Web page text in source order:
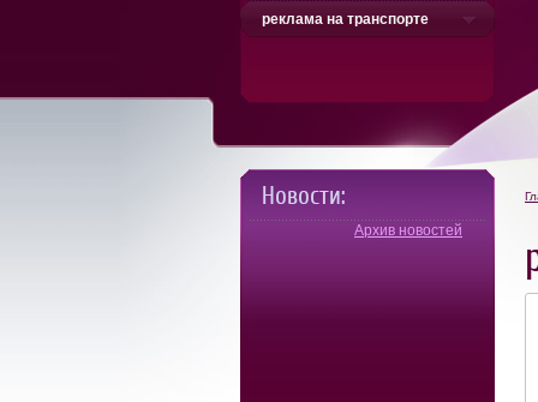
реклама на транспорте
Новости:
Архив новостей